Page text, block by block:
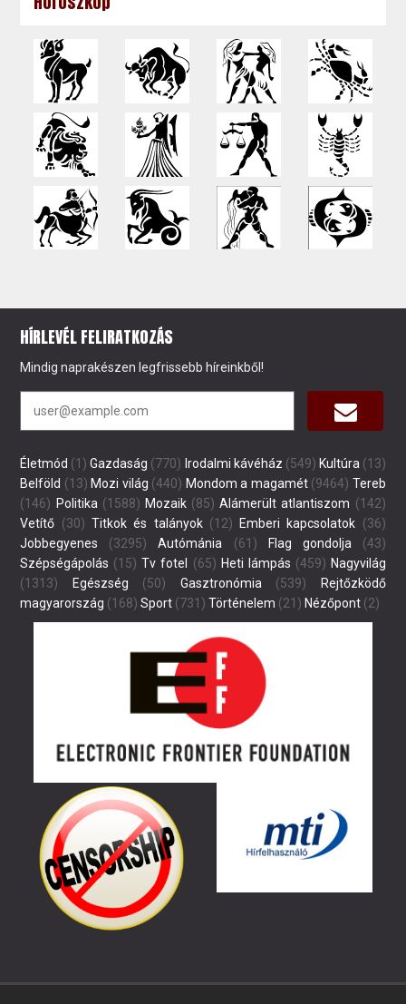
HÍRLEVÉL FELIRATKOZÁS
Mindig naprakészen legfrissebb híreinkből!
Életmód (1) Gazdaság (770) Irodalmi kávéház (549) Kultúra(13)
Belföld (13) Mozi világ (440) Mondom a magamét(9464) Tereb
(146) Politika(1588) Mozaik(85) Alámerült atlantiszom (142)
Vetítő (30) Titkok és talányok(12) Emberi kapcsolatok (36)
Jobbegyenes (3295) Autómánia (61) Flag gondolja(43)
Szépségápolás (15) Tv fotel (65) Heti lámpás (459) Nagyvilág
(1313)
Egészség (50) Gasztronómia(539)
Rejtőzködő
magyarország (168) Sport (731) Történelem (21) Nézőpont (2)